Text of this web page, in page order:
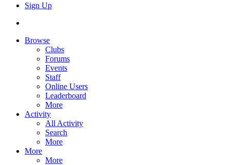
Sign Up
Browse
Clubs
Forums
Events
Staff
Online Users
Leaderboard
More
Activity
All Activity
Search
More
More
More